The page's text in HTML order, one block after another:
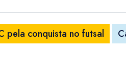
pela conquista no futsal